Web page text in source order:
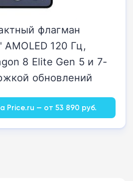
флагман
120 Гц,
8 Elite Gen 5 и 7-
обновлений
Price.ru — от 53 890 руб.